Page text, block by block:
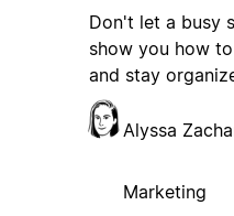
Don't let a busy
show you how
and stay
Alyssa
Marketing